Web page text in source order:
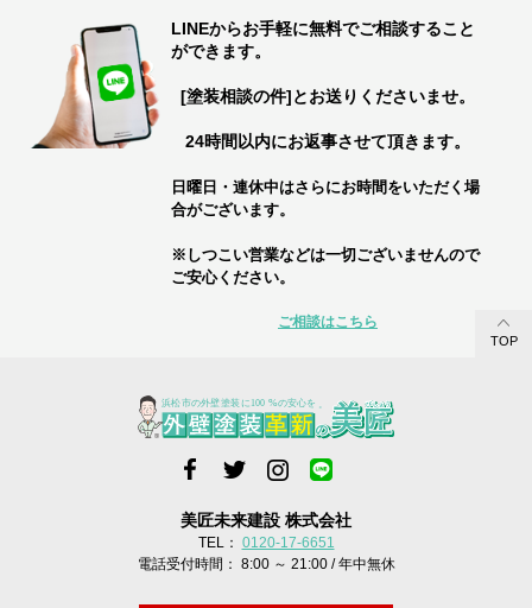
LINEからお手軽に無料でご相談すること
ができます。
[塗装相談の件]とお送りくださいませ。
24時間以内にお返事させて頂きます。
日曜日・連休中はさらにお時間をいただく場
合がございます。
※しつこい営業などは一切ございませんので
ご安心ください。
ご相談はこちら
TOP
美匠未来建設 株式会社
TEL： 0120-17-6651
電話受付時間： 8:00 ～ 21:00 / 年中無休